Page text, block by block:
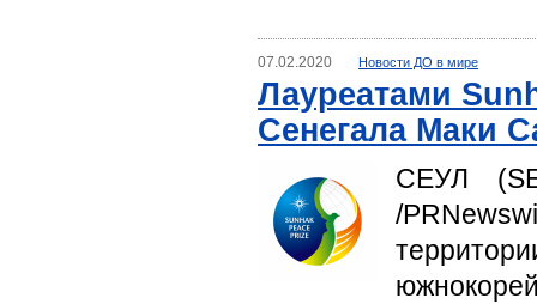
07.02.2020 Новости ДО в мире
Лауреатами
Сенегала Маки
СЕУЛ
/